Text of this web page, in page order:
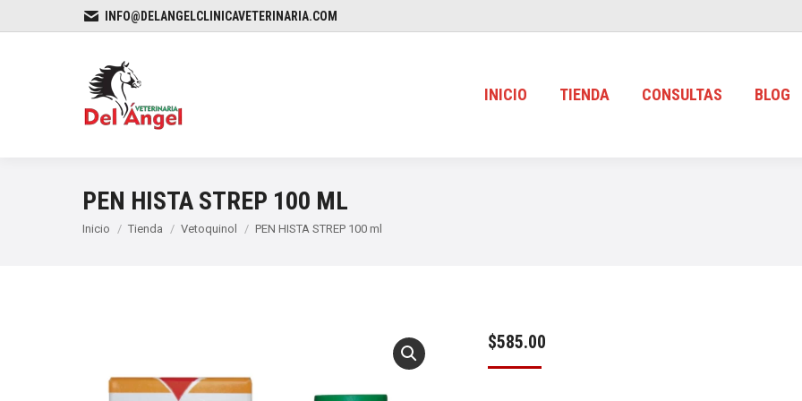
INFO@DELANGELCLINICAVETERINARIA.COM
INICIO TIENDA CONSULTAS BLOG
PEN HISTA STREP 100 ML
Estás aquí:
Inicio Tienda Vetoquinol PEN HISTA STREP 100 ml
$585.00